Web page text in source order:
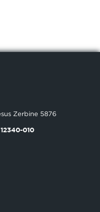
Zerbine 5876
010